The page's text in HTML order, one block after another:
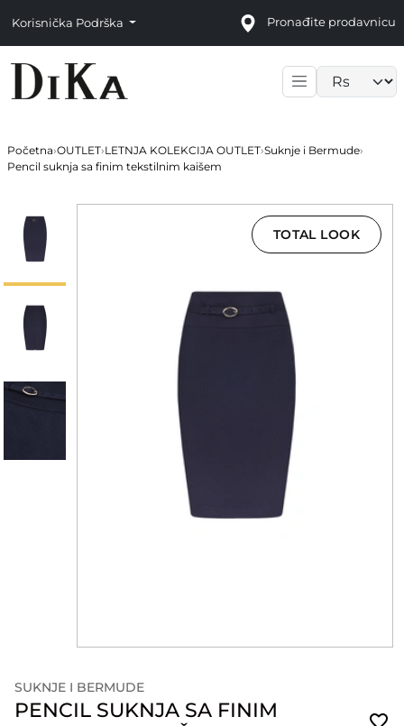
Korisnička Podrška Pronađite prodavnicu
Početna›OUTLET›LETNJA KOLEKCIJA OUTLET›Suknje i Bermude›
Pencil suknja sa finim tekstilnim kaišem
TOTAL LOOK
SUKNJE I BERMUDE
PENCIL SUKNJA SA FINIM